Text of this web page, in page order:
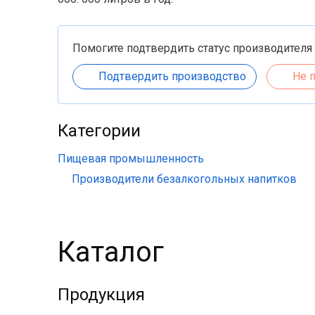
Помогите подтвердить статус производителя
Подтвердить производство Не
Категории
Пищевая промышленность
Производители безалкогольных напитков
Каталог
Продукция